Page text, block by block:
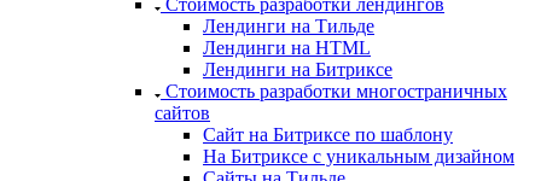
Лендинги на Тильде
Лендинги на HTML
Лендинги на Битриксе
Стоимость разработки многостраничных
сайтов
Сайт на Битриксе по шаблону
На Битриксе с уникальным дизайном